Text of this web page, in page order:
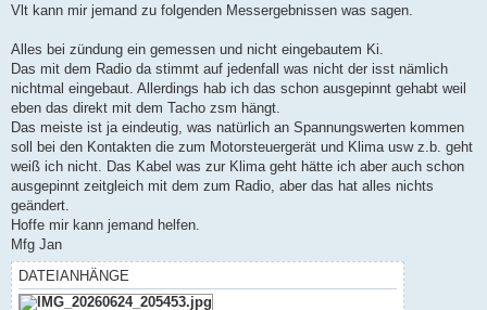
r
Vlt kann mir jemand zu folgenden Messergebnissen was sagen.
Alles bei zündung ein gemessen und nicht eingebautem Ki.
Das mit dem Radio da stimmt auf jedenfall was nicht der isst nämlich
nichtmal eingebaut. Allerdings hab ich das schon ausgepinnt gehabt weil
eben das direkt mit dem Tacho zsm hängt.
Das meiste ist ja eindeutig, was natürlich an Spannungswerten kommen
soll bei den Kontakten die zum Motorsteuergerät und Klima usw z.b. geht
weiß ich nicht. Das Kabel was zur Klima geht hätte ich aber auch schon
ausgepinnt zeitgleich mit dem zum Radio, aber das hat alles nichts
geändert.
Hoffe mir kann jemand helfen.
Mfg Jan
DATEIANHÄNGE